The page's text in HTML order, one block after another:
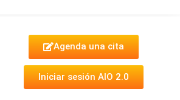
Agenda una cita
Iniciar sesión AIO 2.0